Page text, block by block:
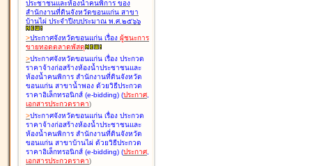
ประชาชนและห้องน้ำคนพิการ ของ
สำนักงานที่ดินจังหวัดขอนแก่น สาขา
บ้านไผ่ ประจำปีงบประมาณ พ.ศ.๒๕๖๖
>ประกาศจังหวัดขอนแก่น เรื่อง ผู้ชนะการ
ขายทอดตลาดพัสดุ
>ประกาศจังหวัดขอนแก่น เรื่อง ประกวด
ราคาจ้างก่อสร้างห้องน้ำประชาชนและ
ห้องน้ำคนพิการ สำนักงานที่ดินจังหวัด
ขอนแก่น สาขาน้ำพอง ด้วยวิธีประกวด
ราคาอิเล็กทรอนิกส์ (e-bidding) (ประกาศ,
เอกสารประกวดราคา)
>ประกาศจังหวัดขอนแก่น เรื่อง ประกวด
ราคาจ้างก่อสร้างห้องน้ำประชาชนและ
ห้องน้ำคนพิการ สำนักงานที่ดินจังหวัด
ขอนแก่น สาขาบ้านไผ่ ด้วยวิธีประกวด
ราคาอิเล็กทรอนิกส์ (e-bidding) (ประกาศ,
เอกสารประกวดราคา)